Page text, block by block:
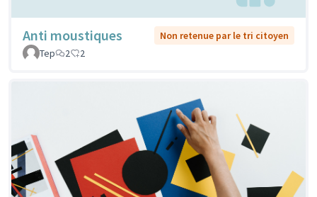
Anti moustiques
Non retenue par le tri citoyen
Tep
2 2